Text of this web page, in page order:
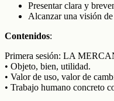
Presentar clara y
Alcanzar una visión
Contenidos:
Primera sesión: LA
• Objeto, bien, utilidad.
• Valor de uso, valor de
• Trabajo humano concreto